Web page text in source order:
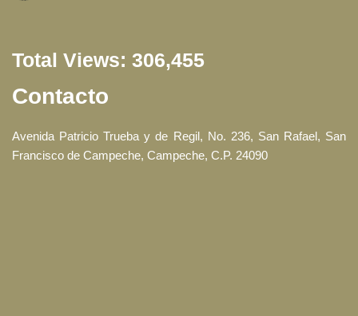
Total Views: 306,455
Contacto
Avenida Patricio Trueba y de Regil, No. 236, San Rafael, San
Francisco de Campeche, Campeche, C.P. 24090